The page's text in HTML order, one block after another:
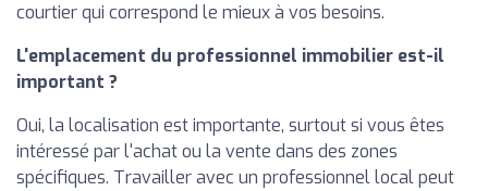
courtier qui correspond le mieux à vos besoins.
L'emplacement du professionnel immobilier est-il
important ?
Oui, la localisation est importante, surtout si vous êtes
intéressé par l'achat ou la vente dans des zones
spécifiques. Travailler avec un professionnel local peut